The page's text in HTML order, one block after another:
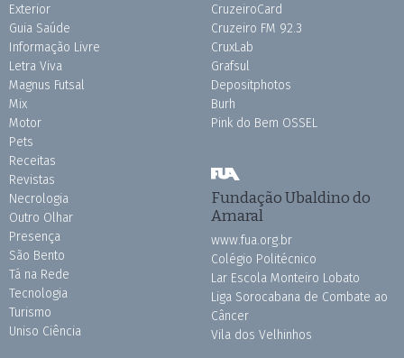
Exterior
Guia Saúde
Informação Livre
Letra Viva
Magnus Futsal
Mix
Motor
Pets
Receitas
Revistas
Necrologia
Outro Olhar
Presença
São Bento
Tá na Rede
Tecnologia
Turismo
Uniso Ciência
CruzeiroCard
Cruzeiro FM 92.3
CruxLab
Grafsul
Depositphotos
Burh
Pink do Bem OSSEL
Fundação Ubaldino do
Amaral
www.fua.org.br
Colégio Politécnico
Lar Escola Monteiro Lobato
Liga Sorocabana de Combate ao
Câncer
Vila dos Velhinhos